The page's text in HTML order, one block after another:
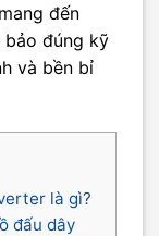
mang đến
bảo đúng kỹ
và bền bỉ
là gì?
đấu dây